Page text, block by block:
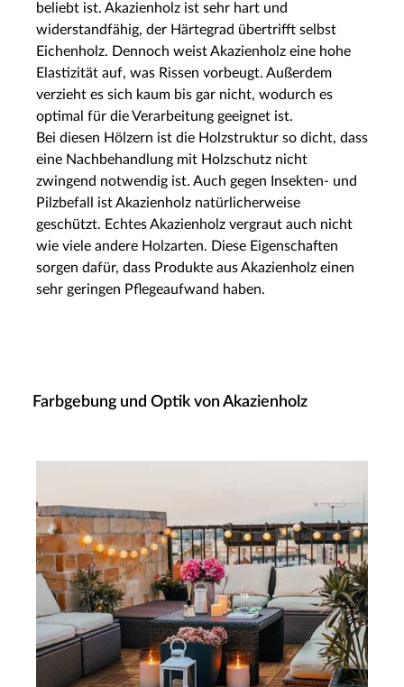
beliebt ist. Akazienholz ist sehr hart und
widerstandfähig, der Härtegrad übertrifft selbst
Eichenholz. Dennoch weist Akazienholz eine hohe
Elastizität auf, was Rissen vorbeugt. Außerdem
verzieht es sich kaum bis gar nicht, wodurch es
optimal für die Verarbeitung geeignet ist.
Bei diesen Hölzern ist die Holzstruktur so dicht, dass
eine Nachbehandlung mit Holzschutz nicht
zwingend notwendig ist. Auch gegen Insekten- und
Pilzbefall ist Akazienholz natürlicherweise
geschützt. Echtes Akazienholz vergraut auch nicht
wie viele andere Holzarten. Diese Eigenschaften
sorgen dafür, dass Produkte aus Akazienholz einen
sehr geringen Pflegeaufwand haben.
Farbgebung und Optik von Akazienholz